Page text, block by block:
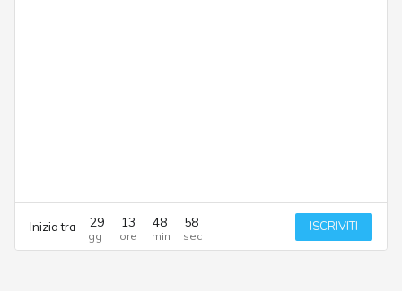
Inizia tra 29 13 48 58 ISCRIVITI